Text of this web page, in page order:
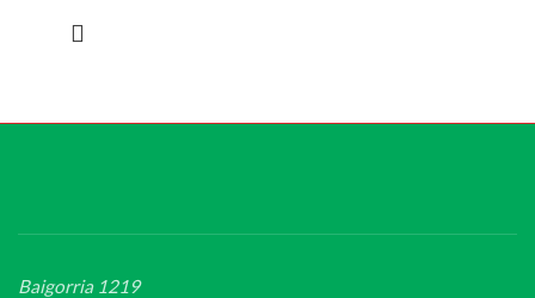
Baigorria 1219